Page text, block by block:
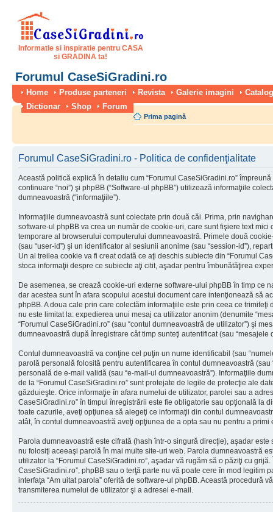
Informatie si inspiratie pentru CASA
si GRADINA ta!
Forumul CaseSiGradini.ro
Home Produse parteneri Revista Galerie imagini
Dictionar
Shop Forum
Prima pagină
Forumul CaseSiGradini.ro - Politica de confidenţialitate
Această politică explică în detaliu cum “Forumul CaseSiGradini.ro”
continuare “noi”) şi phpBB (“Software-ul phpBB”) utilizează informaţiile
dumneavoastră (“informaţiile”).
Informaţiile dumneavoastră sunt colectate prin două căi. Prima, prin
software-ul phpBB va crea un număr de cookie-uri, care sunt fişiere text mici
temporare al browserului computerului dumneavoastră. Primele două
(sau “user-id”) şi un identificator al sesiunii anonime (sau “session-id”),
Un al treilea cookie va fi creat odată ce aţi deschis subiecte din “Forumul
stoca informaţii despre ce subiecte aţi citit, aşadar pentru îmbunătăţirea
De asemenea, se crează cookie-uri externe software-ului phpBB în timp ce
dar acestea sunt în afara scopului acestui document care intenţionează să
phpBB. A doua cale prin care colectăm informaţiile este prin ceea ce trimiteţi
nu este limitat la: expedierea unui mesaj ca utilizator anonim (denumite
“Forumul CaseSiGradini.ro” (sau “contul dumneavoastră de utilizator”) şi
dumneavoastră după înregistrare cât timp sunteţi autentificat (sau “mesajele
Contul dumneavoastră va conţine cel puţin un nume identificabil (sau
parolă personală folosită pentru autentificarea în contul dumneavoastră (sau
personală de e-mail validă (sau “e-mail-ul dumneavoastră”). Informaţiile
de la “Forumul CaseSiGradini.ro” sunt protejate de legile de protecţie ale
găzduieşte. Orice informaţie în afara numelui de utilizator, parolei sau a
CaseSiGradini.ro” în timpul înregistrării este fie obligatorie sau opţională la
toate cazurile, aveţi opţiunea să alegeţi ce informaţii din contul
atât, în contul dumneavoastră aveţi opţiunea de a opta sau nu pentru a
Parola dumneavoastră este cifrată (hash într-o singură direcţie), aşadar este
nu folosiţi aceeaşi parolă în mai multe site-uri web. Parola dumneavoastră
utilizator la “Forumul CaseSiGradini.ro”, aşadar vă rugăm să o păziţi cu
CaseSiGradini.ro”, phpBB sau o terţă parte nu vă poate cere în mod legitim
interfaţa “Am uitat parola” oferită de software-ul phpBB. Această procedură
transmiterea numelui de utilizator şi a adresei e-mail.